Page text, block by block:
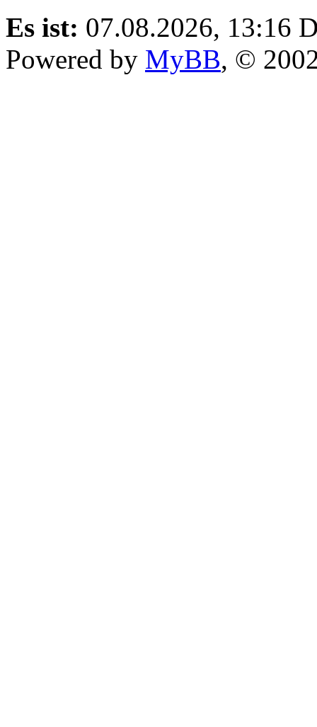
Es ist: 07.08.2026, 13:16
Powered by MyBB, ©